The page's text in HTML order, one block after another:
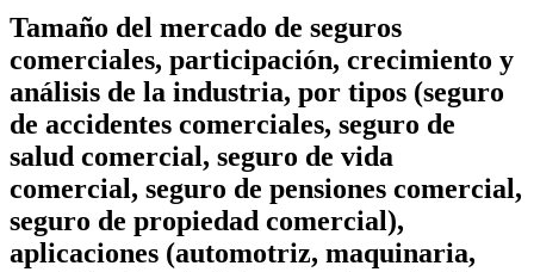
Tamaño del mercado de seguros
comerciales, participación, crecimiento y
análisis de la industria, por tipos (seguro
de accidentes comerciales, seguro de
salud comercial, seguro de vida
comercial, seguro de pensiones comercial,
seguro de propiedad comercial),
aplicaciones (automotriz, maquinaria,